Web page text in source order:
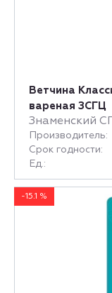
Ветчина
вареная ЗСГЦ
Знаменский
Производитель:
Срок годности:
Ед.:
-15.1 %